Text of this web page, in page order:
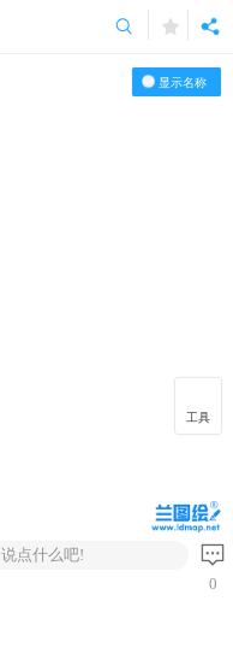
说点什么吧!
0
显示名称
工具